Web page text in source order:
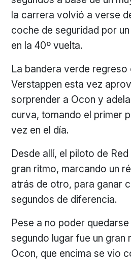
la carrera volvió a verse
coche de seguridad por
en la 40º vuelta.
La bandera verde regreso
Verstappen esta vez
sorprender a Ocon y
curva, tomando el primer
vez en el día.
Desde allí, el piloto de Red
gran ritmo, marcando un
atrás de otro, para ganar
segundos de diferencia.
Pese a no poder
segundo lugar fue un gran
Ocon, que encima se vio